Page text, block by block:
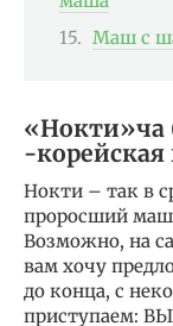
Маш с
«Нокти»ча
-корейская
Нокти – так в
проросший
Возможно, на
вам хочу
до конца, с
приступаем: